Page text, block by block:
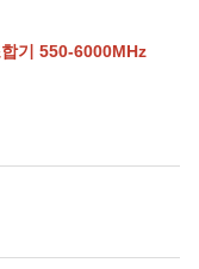
기 550-6000MHz